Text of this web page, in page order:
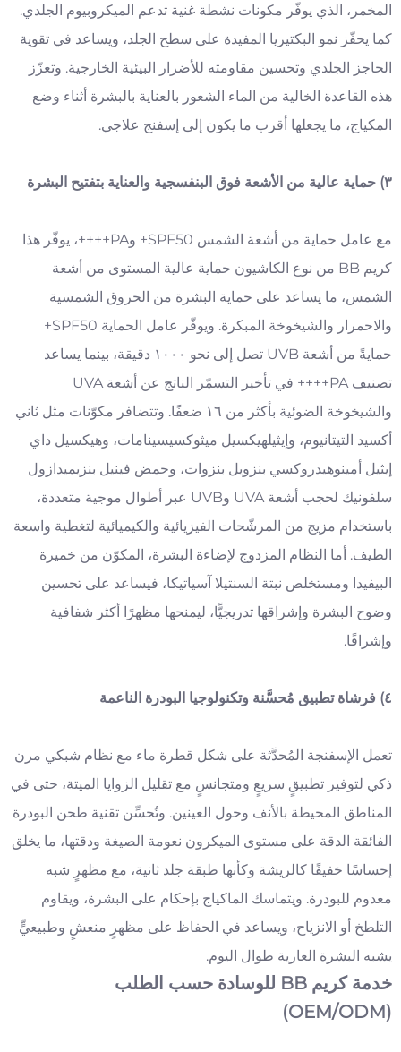
المخمر، الذي يوفّر مكونات نشطة غنية تدعم الميكروبيوم الجلدي.
كما يحفّز نمو البكتيريا المفيدة على سطح الجلد، ويساعد في تقوية
الحاجز الجلدي وتحسين مقاومته للأضرار البيئية الخارجية. وتعزّز
هذه القاعدة الخالية من الماء الشعور بالعناية بالبشرة أثناء وضع
المكياج، ما يجعلها أقرب ما يكون إلى إسفنج علاجي.
٣) حماية عالية من الأشعة فوق البنفسجية والعناية بتفتيح البشرة
مع عامل حماية من أشعة الشمس SPF50+ وPA++++، يوفّر هذا
كريم BB من نوع الكاشيون حماية عالية المستوى من أشعة
الشمس، ما يساعد على حماية البشرة من الحروق الشمسية
والاحمرار والشيخوخة المبكرة. ويوفّر عامل الحماية SPF50+
حمايةً من أشعة UVB تصل إلى نحو ١٠٠٠ دقيقة، بينما يساعد
تصنيف PA++++ في تأخير التسمّر الناتج عن أشعة UVA
والشيخوخة الضوئية بأكثر من ١٦ ضعفًا. وتتضافر مكوّنات مثل ثاني
أكسيد التيتانيوم، وإيثيلهيكسيل ميثوكسيسينامات، وهيكسيل داي
إيثيل أمينوهيدروكسي بنزويل بنزوات، وحمض فينيل بنزيميدازول
سلفونيك لحجب أشعة UVA وUVB عبر أطوال موجية متعددة،
باستخدام مزيج من المرشّحات الفيزيائية والكيميائية لتغطية واسعة
الطيف. أما النظام المزدوج لإضاءة البشرة، المكوّن من خميرة
البيفيدا ومستخلص نبتة السنتيلا آسياتيكا، فيساعد على تحسين
وضوح البشرة وإشراقها تدريجيًّا، ليمنحها مظهرًا أكثر شفافية
وإشراقًا.
٤) فرشاة تطبيق مُحسَّنة وتكنولوجيا البودرة الناعمة
تعمل الإسفنجة المُحدَّثة على شكل قطرة ماء مع نظام شبكي مرن
ذكي لتوفير تطبيقٍ سريعٍ ومتجانسٍ مع تقليل الزوايا الميتة، حتى في
المناطق المحيطة بالأنف وحول العينين. وتُحسِّن تقنية طحن البودرة
الفائقة الدقة على مستوى الميكرون نعومة الصيغة ودقتها، ما يخلق
إحساسًا خفيفًا كالريشة وكأنها طبقة جلد ثانية، مع مظهرٍ شبه
معدوم للبودرة. ويتماسك الماكياج بإحكام على البشرة، ويقاوم
التلطخ أو الانزياح، ويساعد في الحفاظ على مظهرٍ منعشٍ وطبيعيٍّ
يشبه البشرة العارية طوال اليوم.
خدمة كريم BB للوسادة حسب الطلب
(OEM/ODM)